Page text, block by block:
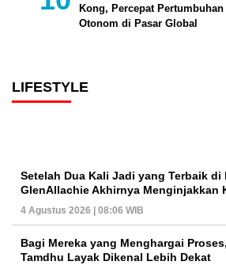
Kong, Percepat
Otonom di Pasar Global
LIFESTYLE
Setelah Dua Kali Jadi yang Terbaik di
GlenAllachie Akhirnya Menginjakkan
4 Agustus 2026 | 08:06 WIB
Bagi Mereka yang Menghargai
Tamdhu Layak Dikenal Lebih Dekat